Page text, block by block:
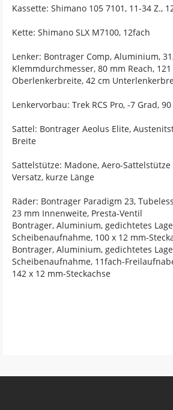
Kassette: Shimano 105 7101, 11-34 Z.,
Kette: Shimano SLX M7100, 12fach
Lenker: Bontrager Comp, Aluminium,
Klemmdurchmesser, 80 mm Reach,
Oberlenkerbreite, 42 cm
Lenkervorbau: Trek RCS Pro, -7 Grad,
Sattel: Bontrager Aeolus Elite,
Breite
Sattelstütze: Madone, Aero-
Versatz, kurze Länge
Räder: Bontrager Paradigm 23,
23 mm Innenweite, Presta-Ventil
Bontrager, Aluminium, gedichtetes
Scheibenaufnahme, 100 x 12 mm-
Bontrager, Aluminium, gedichtetes
Scheibenaufnahme, 11fach-
142 x 12 mm-Steckachse